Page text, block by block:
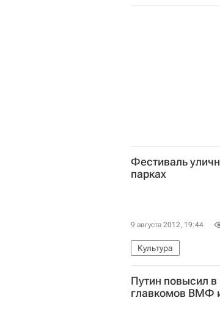
Фестиваль
парках
9 августа 2012, 19:44
Культура
Путин повысил в
главкомов ВМФ